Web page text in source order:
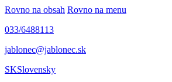
Rovno na obsah Rovno na menu
033/6488113
jablonec@jablonec.sk
SKSlovensky